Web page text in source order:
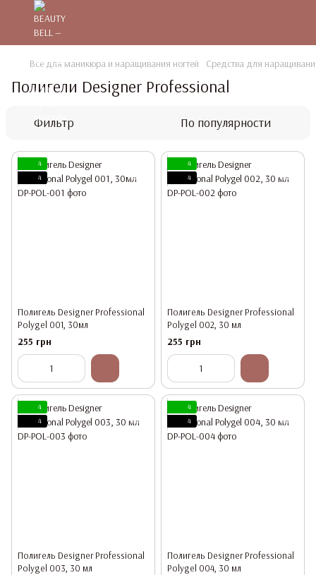
Все для маникюра и наращивания ногтей Средства для
Полигели Designer Professional
Фильтр По популярности
4
4
Полигель Designer Professional
Polygel 001, 30мл
255 грн
4
4
Полигель Designer Professional
Polygel 002, 30 мл
255 грн
4
4
Полигель Designer Professional
Polygel 003, 30 мл
4
4
Полигель Designer Professional
Polygel 004, 30 мл